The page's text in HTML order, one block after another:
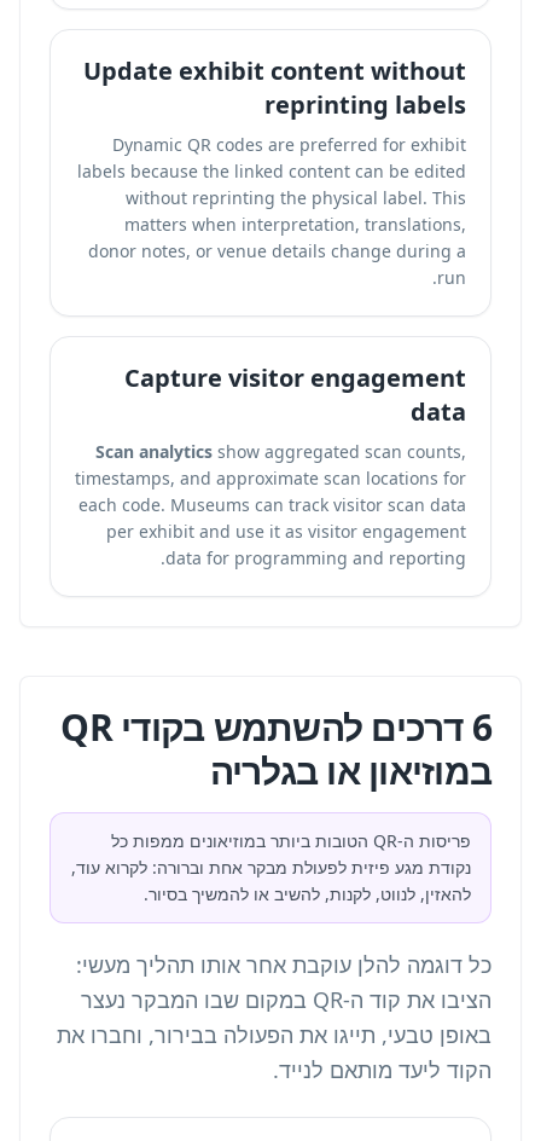
Update exhibit content without
reprinting labels
Dynamic QR codes are preferred for exhibit
labels because the linked content can be edited
without reprinting the physical label. This
matters when interpretation, translations,
donor notes, or venue details change during a
run.
Capture visitor engagement
data
Scan analytics show aggregated scan counts,
timestamps, and approximate scan locations for
each code. Museums can track visitor scan data
per exhibit and use it as visitor engagement
data for programming and reporting.
6 דרכים להשתמש בקודי QR
במוזיאון או בגלריה
פריסות ה-QR הטובות ביותר במוזיאונים ממפות כל
נקודת מגע פיזית לפעולת מבקר אחת וברורה: לקרוא עוד,
להאזין, לנווט, לקנות, להשיב או להמשיך בסיור.
כל דוגמה להלן עוקבת אחר אותו תהליך מעשי:
הציבו את קוד ה-QR במקום שבו המבקר נעצר
באופן טבעי, תייגו את הפעולה בבירור, וחברו את
הקוד ליעד מותאם לנייד.